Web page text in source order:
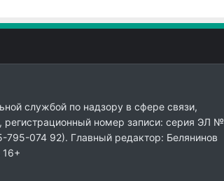
службой по надзору в сфере связи,
регистрационный номер записи: серия ЭЛ №
074 92). Главный редактор: Белянинов
16+